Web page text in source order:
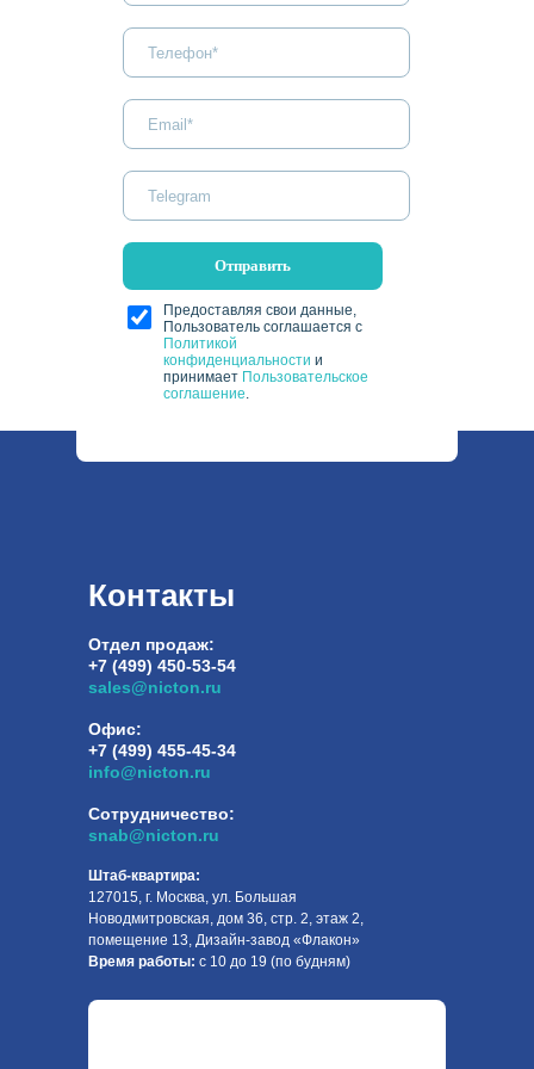
Отправить
Предоставляя свои данные,
Пользователь соглашается с
Политикой
конфиденциальности и
принимает Пользовательское
соглашение.
Контакты
Отдел продаж:
+7 (499) 450-53-54
sales@nicton.ru
Офис:
+7 (499) 455-45-34
info@nicton.ru
Штаб-квартира:
127015, г. Москва, ул. Большая
Новодмитровская, дом 36, стр. 2, этаж 2,
помещение 13, Дизайн-завод «Флакон»
Время работы: с 10 до 19 (по будням)
Сотрудничество:
snab@nicton.ru